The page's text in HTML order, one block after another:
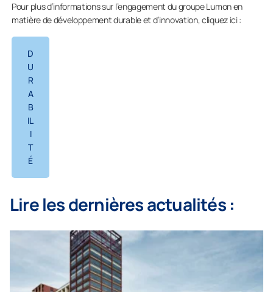
Pour plus d’informations sur l’engagement du groupe Lumon en
matière de développement durable et d’innovation, cliquez ici :
D
U
R
A
B
IL
I
T
É
Lire les dernières actualités :